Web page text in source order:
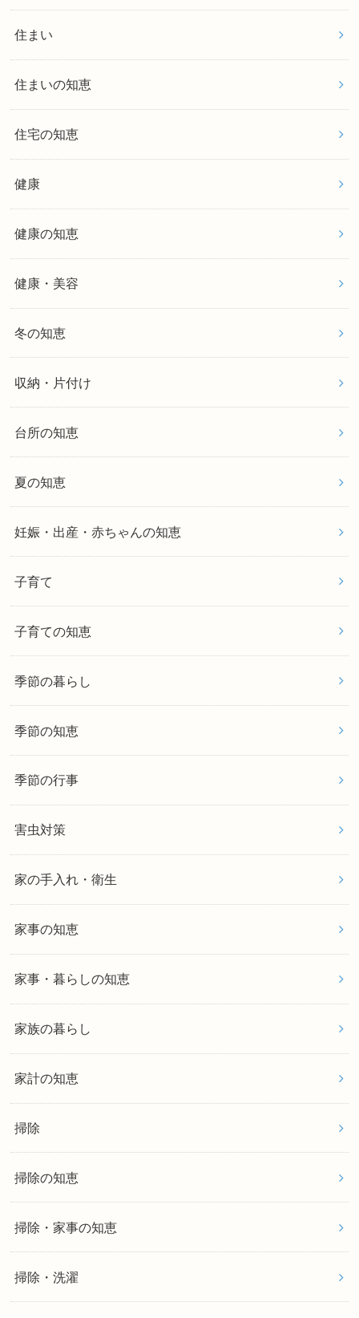
住まい
住まいの知恵
住宅の知恵
健康
健康の知恵
健康・美容
冬の知恵
収納・片付け
台所の知恵
夏の知恵
妊娠・出産・赤ちゃんの知恵
子育て
子育ての知恵
季節の暮らし
季節の知恵
季節の行事
害虫対策
家の手入れ・衛生
家事の知恵
家事・暮らしの知恵
家族の暮らし
家計の知恵
掃除
掃除の知恵
掃除・家事の知恵
掃除・洗濯